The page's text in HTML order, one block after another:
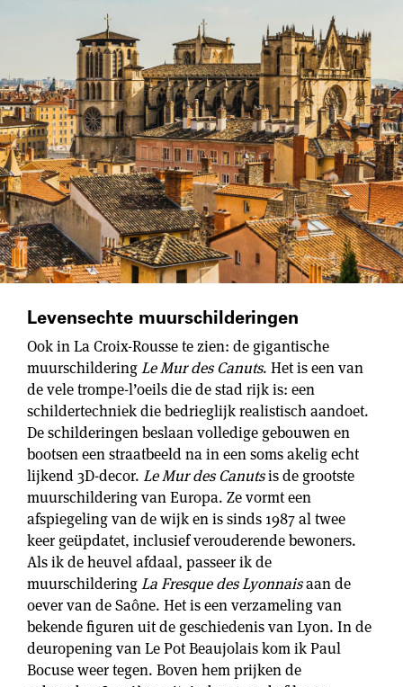
Levensechte muurschilderingen
Ook in La Croix-Rousse te zien: de gigantische
muurschilderingLe Mur des Canuts. Het is een van
de vele trompe-l’oeils die de stad rijk is: een
schildertechniek die bedrieglijk realistisch aandoet.
De schilderingen beslaan volledige gebouwen en
bootsen een straatbeeld na in een soms akelig echt
lijkend 3D-decor. Le Mur des Canutsis de grootste
muurschildering van Europa. Ze vormt een
afspiegeling van de wijk en is sinds 1987 al twee
keer geüpdatet, inclusief verouderende bewoners.
Als ik de heuvel afdaal, passeer ik de
muurschilderingLa Fresque des Lyonnaisaan de
oever van de Saône. Het is een verzameling van
bekende figuren uit de geschiedenis van Lyon. In de
deuropening van Le Pot Beaujolais kom ik Paul
Bocuse weer tegen. Boven hem prijken de